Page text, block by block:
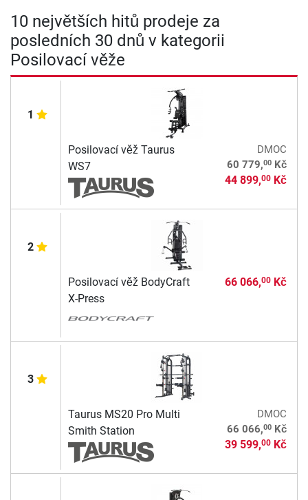
10 největších hitů prodeje za
posledních 30 dnů v kategorii
Posilovací věže
1
Posilovací věž Taurus
WS7
DMOC
60 779,00Kč
44 899,00Kč
2
Posilovací věž BodyCraft
X-Press
66 066,00Kč
3
Taurus MS20 Pro Multi
Smith Station
DMOC
66 066,00Kč
39 599,00Kč